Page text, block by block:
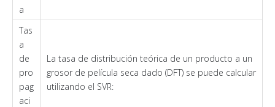
a
Tas
a
de
pro
pag
aci
La tasa de distribución teórica de un producto a un
grosor de película seca dado (DFT) se puede calcular
utilizando el SVR: